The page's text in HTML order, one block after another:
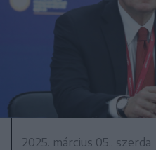
2025. március 05., szerda